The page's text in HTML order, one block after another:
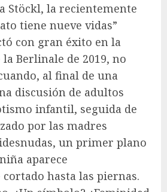
Stöckl, la recientemente
tiene nueve vidas”
con gran éxito en la
Berlinale de 2019, no
al final de una
discusión de adultos
infantil, seguida de
por las madres
un primer plano
aparece
hasta las piernas.